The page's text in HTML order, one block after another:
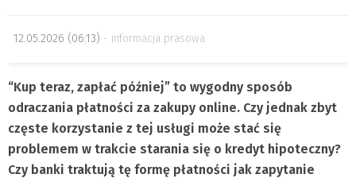
12.05.2026 (06:13) informacja prasowa
“Kup teraz, zapłać później” to wygodny sposób
odraczania płatności za zakupy online. Czy jednak zbyt
częste korzystanie z tej usługi może stać się
problemem w trakcie starania się o kredyt hipoteczny?
Czy banki traktują tę formę płatności jak zapytanie